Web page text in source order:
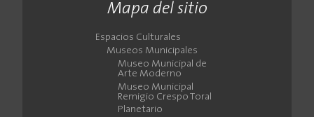
Mapa del sitio
Espacios Culturales
Museos Municipales
Museo Municipal de
Arte Moderno
Museo Municipal
Remigio Crespo Toral
Planetario